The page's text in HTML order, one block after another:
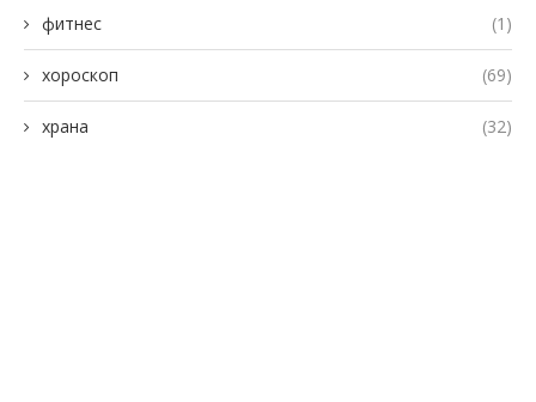
фитнес (1)
хороскоп (69)
храна (32)